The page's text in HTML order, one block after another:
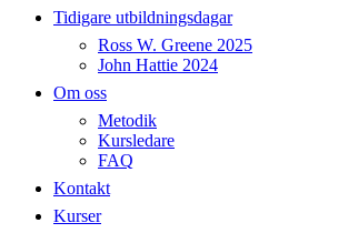
Tidigare utbildningsdagar
Ross W. Greene 2025
John Hattie 2024
Om oss
Metodik
Kursledare
FAQ
Kontakt
Kurser